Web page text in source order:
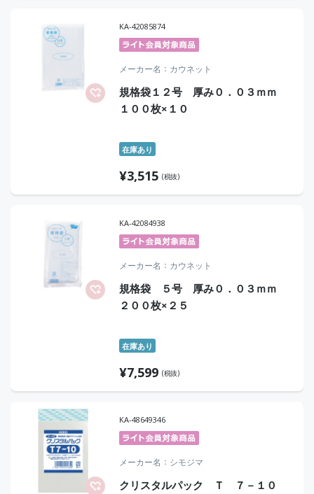
KA-42085874
メーカー名 カウネット
規格袋１２号 厚み０．０３ｍｍ
１００枚×１０
在庫あり
¥3,515 (税抜)
KA-42084938
メーカー名 カウネット
規格袋 ５号 厚み０．０３ｍｍ
２００枚×２５
在庫あり
¥7,599 (税抜)
KA-48649346
メーカー名 シモジマ
クリスタルパック Ｔ ７－１０